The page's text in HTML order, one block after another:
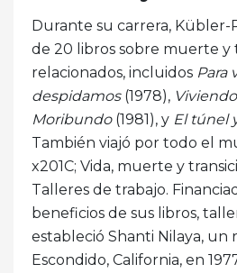
Durante su carrera, Kübler-
de 20 libros sobre muerte y
relacionados, incluidos Para
despidamos(1978),
Moribundo(1981), y El túnel
También viajó por todo el
x201C; Vida, muerte y
Talleres de trabajo.
beneficios de sus libros,
estableció Shanti Nilaya, un
Escondido, California, en